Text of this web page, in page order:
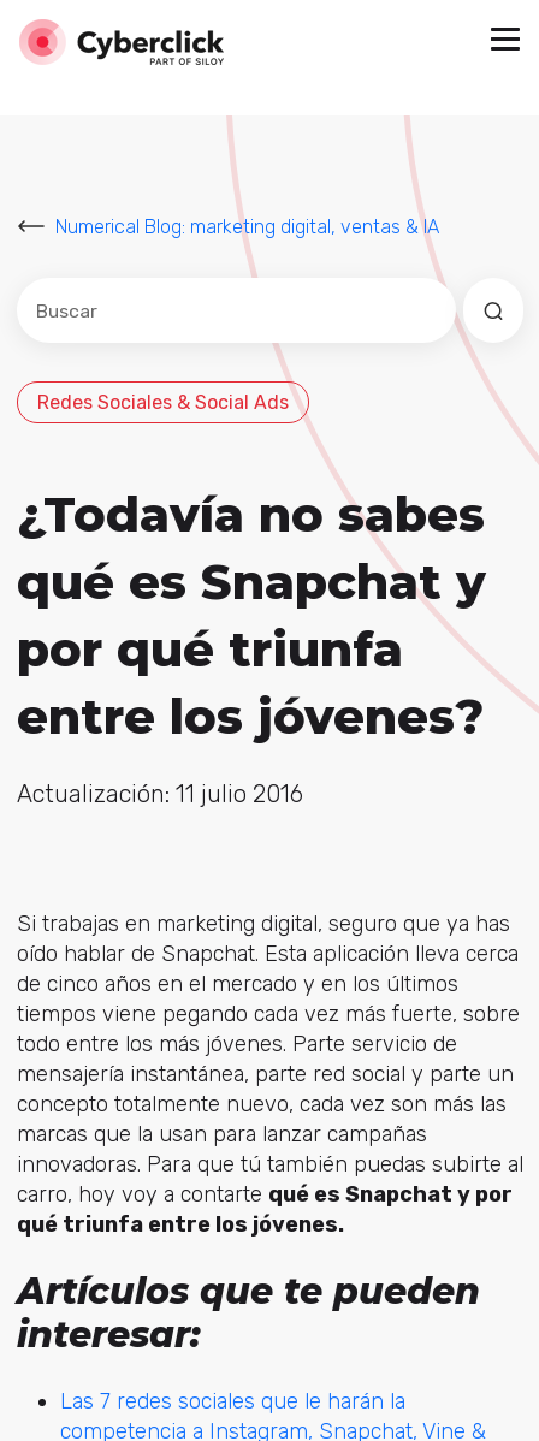
Numerical Blog: marketing digital, ventas & IA
Este es un campo de búsqueda con una función de
No hay sugerencias porque el campo de
Redes Sociales & Social Ads
¿Todavía no sabes
qué es Snapchat y
por qué triunfa
entre los jóvenes?
Actualización: 11 julio 2016
Si trabajas en marketing digital, seguro que ya has
oído hablar de Snapchat. Esta aplicación lleva cerca
de cinco años en el mercado y en los últimos
tiempos viene pegando cada vez más fuerte, sobre
todo entre los más jóvenes. Parte servicio de
mensajería instantánea, parte red social y parte un
concepto totalmente nuevo, cada vez son más las
marcas que la usan para lanzar campañas
innovadoras. Para que tú también puedas subirte al
carro, hoy voy a contarte qué es Snapchat y por
qué triunfa entre los jóvenes.
Artículos que te pueden
interesar:
Las 7 redes sociales que le harán la
competencia a Instagram, Snapchat, Vine &